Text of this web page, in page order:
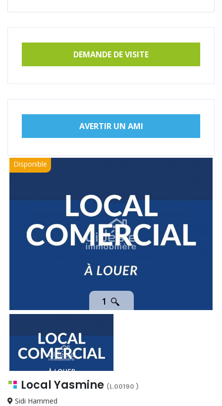
DEMANDE DE VISITE
AVERTIR UN AMI
Disponible
1
Local Yasmine (L.00190 )
Sidi Hammed